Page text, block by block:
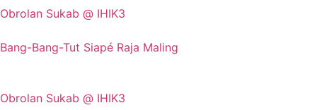
Obrolan Sukab @ IHIK3
Bang-Bang-Tut Siapé Raja Maling
Obrolan Sukab @ IHIK3